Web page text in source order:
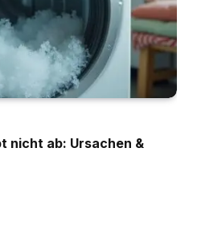
nicht ab: Ursachen &